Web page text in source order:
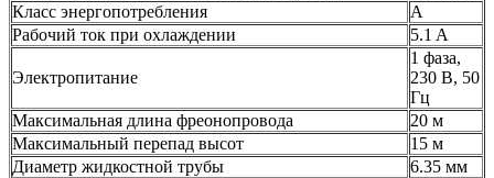
Класс энергопотребления
A
Рабочий ток при охлаждении
5.1 A
Электропитание
1 фаза,
230 В, 50
Гц
Максимальная длина фреонопровода
20 м
Максимальный перепад высот
15 м
Диаметр жидкостной трубы
6.35 мм